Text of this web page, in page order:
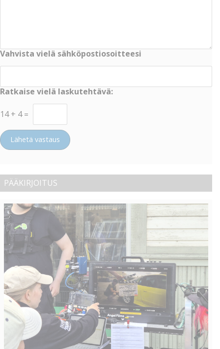
Vahvista vielä sähköpostiosoitteesi
Ratkaise vielä laskutehtävä:
14 + 4 =
Lähetä vastaus
PÄÄKIRJOITUS